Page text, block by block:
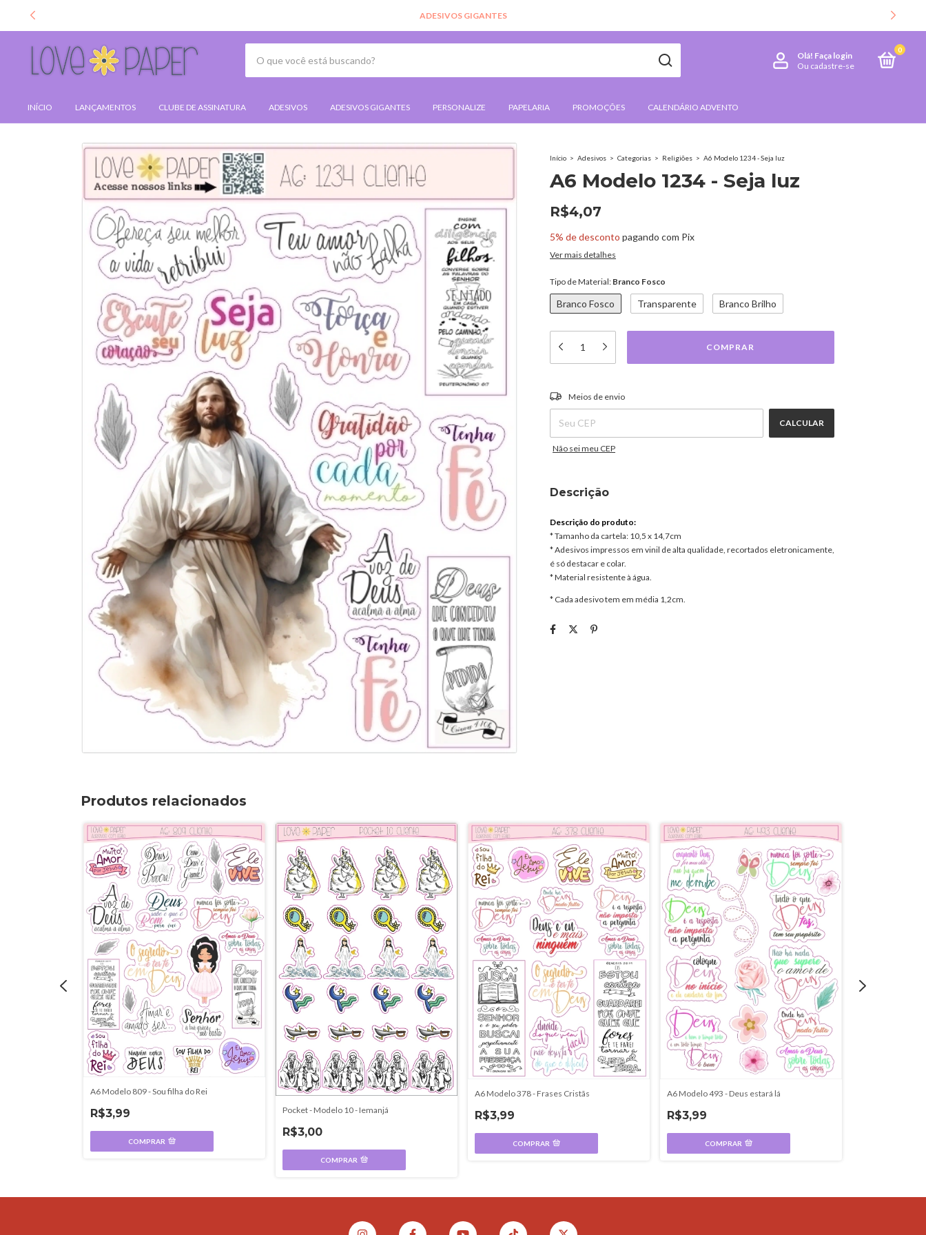
ADESIVOS GIGANTES
Olá! Faça login
Ou cadastre-se
0
INÍCIO LANÇAMENTOS CLUBE DE ASSINATURA ADESIVOS ADESIVOS GIGANTES PERSONALIZE PAPELARIA PROMOÇÕES CALENDÁRIO ADVENTO
Início > Adesivos > Categorias > Religiões > A6 Modelo 1234 - Seja luz
A6 Modelo 1234 - Seja luz
R$4,07
5% de desconto pagando com Pix
Ver mais detalhes
Tipo de Material: Branco Fosco
Branco Fosco Transparente Branco Brilho
Entregas para o CEP:
Meios de envio
CALCULAR
Não sei meu CEP
Descrição
Descrição do produto:
* Tamanho da cartela: 10,5 x 14,7cm
* Adesivos impressos em vinil de alta qualidade, recortados eletronicamente,
é só destacar e colar.
* Material resistente à água.
* Cada adesivo tem em média 1,2cm.
Produtos relacionados
A6 Modelo 809 - Sou filha do Rei
R$3,99
COMPRAR
Pocket - Modelo 10 - Iemanjá
R$3,00
COMPRAR
A6 Modelo 378 - Frases Cristãs
R$3,99
COMPRAR
A6 Modelo 493 - Deus estará lá
R$3,99
COMPRAR